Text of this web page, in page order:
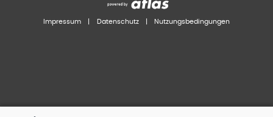
Impressum Datenschutz Nutzungsbedingungen